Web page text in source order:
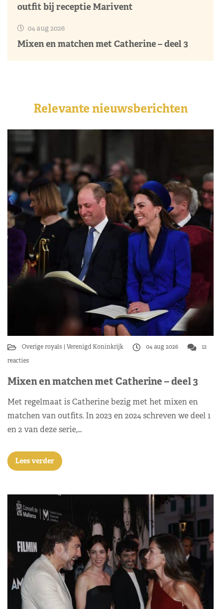
outfit bij receptie Marivent
04 aug 2026
Mixen en matchen met Catherine – deel 3
Relevante nieuwsberichten
Overige royals Verenigd Koninkrijk 04 aug 2026
12
reacties
Mixen en matchen met Catherine – deel 3
Met regelmaat is Catherine bezig met het mixen en
matchen van outfits. In 2023 en 2024 schreven we deel 1
en 2 van deze serie,…
Lees verder